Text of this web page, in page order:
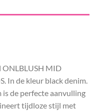
ONLBLUSH MID
In de kleur black denim.
is de perfecte aanvulling
tijdloze stijl met